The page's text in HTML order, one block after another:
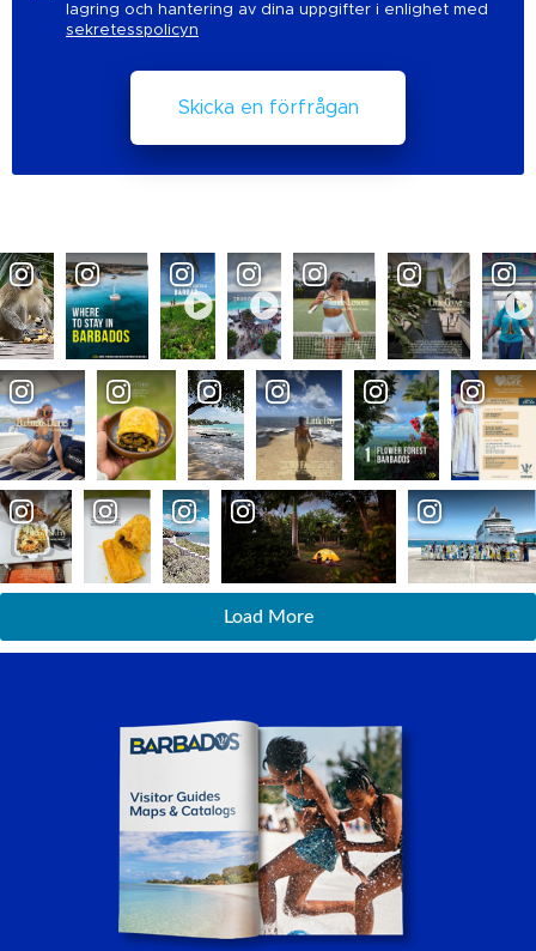
lagring och hantering av dina uppgifter i enlighet med
sekretesspolicyn
Load More